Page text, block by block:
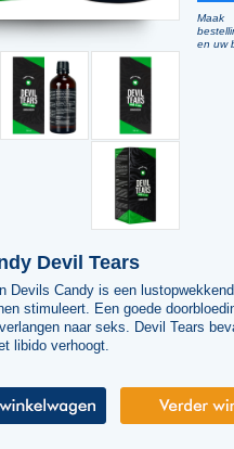
Maak
en uw
Devil Tears
Devils Candy is een
stimuleert. Een goede
naar seks. Devil Tears
libido verhoogt.